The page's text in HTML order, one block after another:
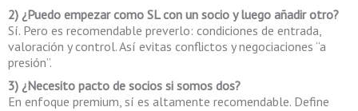
2) ¿Puedo empezar como SL con un socio y luego añadir otro?
Sí. Pero es recomendable preverlo: condiciones de entrada,
valoración y control. Así evitas conflictos y negociaciones “a
presión”.
3) ¿Necesito pacto de socios si somos dos?
En enfoque premium, sí es altamente recomendable. Define